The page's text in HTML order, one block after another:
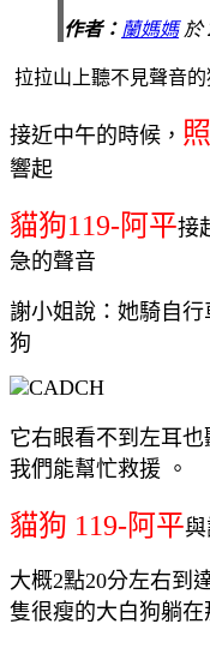
作者： 蘭媽媽於
拉拉山上聽不見聲音的
接近中午的時候，
響起
貓狗119-阿平接
急的聲音
謝小姐說：她騎自
狗
它右眼看不到左耳
我們能幫忙救援 。
貓狗 119-阿平
大概2點20分左右到
隻很瘦的大白狗躺在